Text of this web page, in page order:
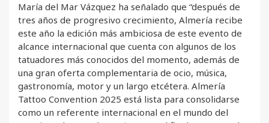
María del Mar Vázquez ha señalado que “después de
tres años de progresivo crecimiento, Almería recibe
este año la edición más ambiciosa de este evento de
alcance internacional que cuenta con algunos de los
tatuadores más conocidos del momento, además de
una gran oferta complementaria de ocio, música,
gastronomía, motor y un largo etcétera. Almería
Tattoo Convention 2025 está lista para consolidarse
como un referente internacional en el mundo del